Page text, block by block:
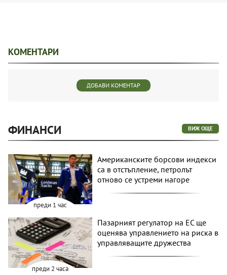
КОМЕНТАРИ
ДОБАВИ КОМЕНТАР
ФИНАНСИ ВИЖ ОЩЕ
преди 1 час
Американските борсови индекси
са в отстъпление, петролът
отново се устреми нагоре
преди 2 часа
Пазарният регулатор на ЕС ще
оценява управлението на риска в
управляващите дружества